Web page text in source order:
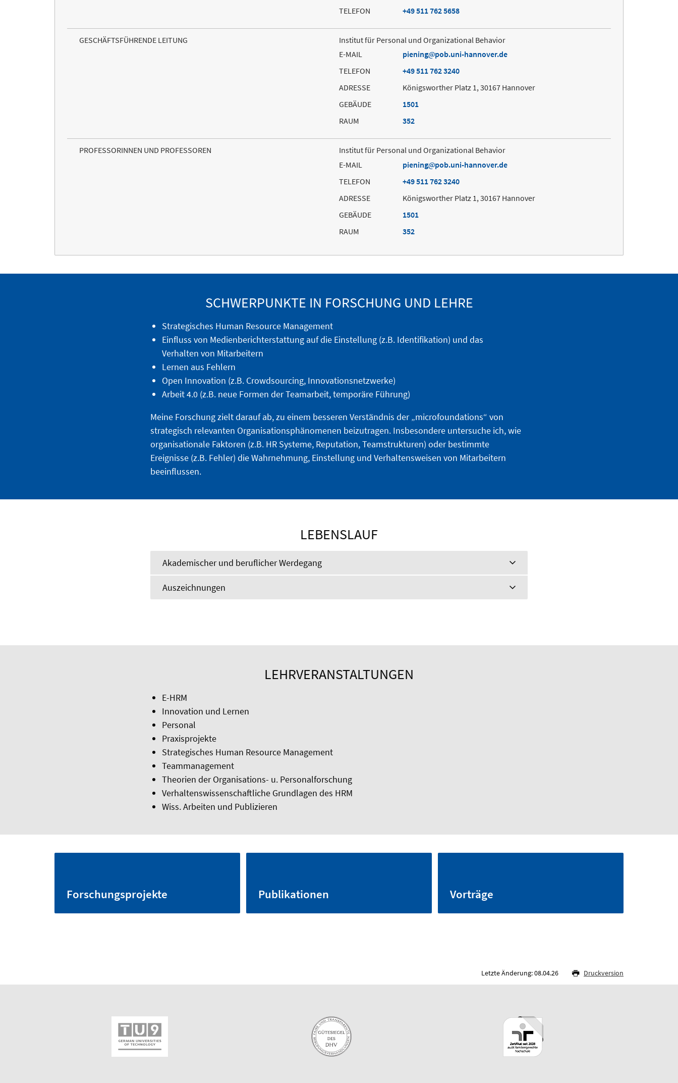
TELEFON
+49 511 762 5658
GESCHÄFTSFÜHRENDE LEITUNG
Institut für Personal und Organizational Behavior
E-MAIL
piening
pob.uni-hannover.de
TELEFON
+49 511 762 3240
ADRESSE
Königsworther Platz 1, 30167 Hannover
GEBÄUDE
1501
RAUM
352
PROFESSORINNEN UND PROFESSOREN
Institut für Personal und Organizational Behavior
E-MAIL
piening
pob.uni-hannover.de
TELEFON
+49 511 762 3240
ADRESSE
Königsworther Platz 1, 30167 Hannover
GEBÄUDE
1501
RAUM
352
SCHWERPUNKTE IN FORSCHUNG UND LEHRE
Strategisches Human Resource Management
Einfluss von Medienberichterstattung auf die Einstellung (z.B. Identifikation) und das
Verhalten von Mitarbeitern
Lernen aus Fehlern
Open Innovation (z.B. Crowdsourcing, Innovationsnetzwerke)
Arbeit 4.0 (z.B. neue Formen der Teamarbeit, temporäre Führung)
Meine Forschung zielt darauf ab, zu einem besseren Verständnis der „microfoundations“ von
strategisch relevanten Organisationsphänomenen beizutragen. Insbesondere untersuche ich, wie
organisationale Faktoren (z.B. HR Systeme, Reputation, Teamstrukturen) oder bestimmte
Ereignisse (z.B. Fehler) die Wahrnehmung, Einstellung und Verhaltensweisen von Mitarbeitern
beeinflussen.
LEBENSLAUF
Akademischer und beruflicher Werdegang
Auszeichnungen
LEHRVERANSTALTUNGEN
E-HRM
Innovation und Lernen
Personal
Praxisprojekte
Strategisches Human Resource Management
Teammanagement
Theorien der Organisations- u. Personalforschung
Verhaltenswissenschaftliche Grundlagen des HRM
Wiss. Arbeiten und Publizieren
Forschungsprojekte Publikationen Vorträge
Letzte Änderung: 08.04.26 Druckversion